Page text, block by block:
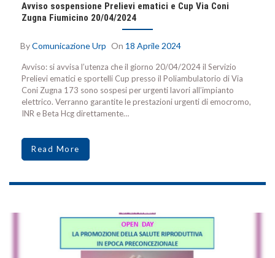
Avviso sospensione Prelievi ematici e Cup Via Coni
Zugna Fiumicino 20/04/2024
ByComunicazione Urp On 18 Aprile 2024
Avviso: si avvisa l’utenza che il giorno 20/04/2024 il Servizio
Prelievi ematici e sportelli Cup presso il Poliambulatorio di Via
Coni Zugna 173 sono sospesi per urgenti lavori all’impianto
elettrico. Verranno garantite le prestazioni urgenti di emocromo,
INR e Beta Hcg direttamente…
Read More